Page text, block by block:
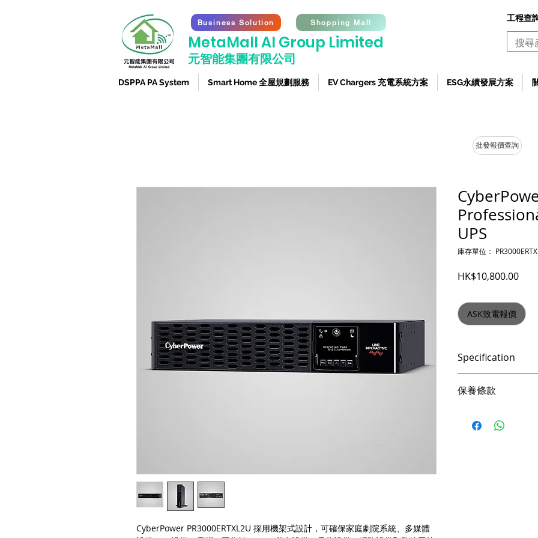
Business Solution Shopping Mall
​MetaMall AI Group Limited
元智能集團有限公司
DSPPA PA System Smart Home 全屋規劃服務 EV Chargers 充電系統方案 ESG永續發展方案
工程查
Cyber​​Power PR3000ERTXL2U 採用機架式設計，可確保家庭劇院系統、多媒體
UPS
庫存單位：
HK$10,800.00價格
ASK致電報價
Specification
Voltage ( Vac ) 220
保養條款
憑購買發票，全
批發報價查詢